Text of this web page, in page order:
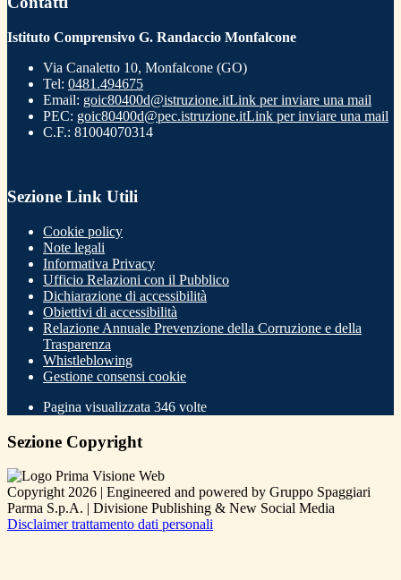
Istituto Comprensivo G. Randaccio Monfalcone
Via Canaletto 10, Monfalcone (GO)
Tel: 0481.494675
Email: goic80400d@istruzione.itLink per inviare una mail
PEC: goic80400d@pec.istruzione.itLink per inviare una mail
C.F.: 81004070314
Sezione Link Utili
Cookie policy
Note legali
Informativa Privacy
Ufficio Relazioni con il Pubblico
Dichiarazione di accessibilità
Obiettivi di accessibilità
Relazione Annuale Prevenzione della Corruzione e della
Trasparenza
Whistleblowing
Gestione consensi cookie
Pagina visualizzata 346 volte
Sezione Copyright
Copyright 2026 | Engineered and powered by Gruppo Spaggiari
Parma S.p.A. | Divisione Publishing & New Social Media
Disclaimer trattamento dati personali